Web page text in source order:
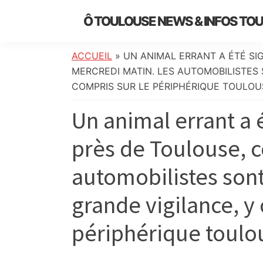
Ô TOULOUSE NEWS & INFOS
de
l’actualité
toulousaine
info
locale,
société,
culture,
politique,
météo,
faits
et
initiatives
ACCUEIL » UN ANIMAL ERRANT A ÉTÉ
MERCREDI MATIN. LES
COMPRIS SUR LE PÉRIPHÉRIQUE
Un animal errant a
près de Toulouse,
automobilistes
grande vigilance,
périphérique